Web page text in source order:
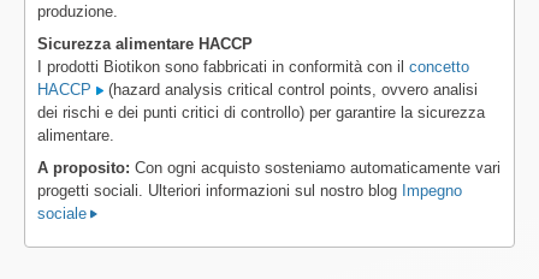
produzione.
Sicurezza alimentare HACCP
I prodotti Biotikon sono fabbricati in conformità con il concetto
HACCP
(hazard analysis critical control points, ovvero analisi
dei rischi e dei punti critici di controllo) per garantire la sicurezza
alimentare.
A proposito: Con ogni acquisto sosteniamo automaticamente vari
progetti sociali. Ulteriori informazioni sul nostro blog Impegno
sociale